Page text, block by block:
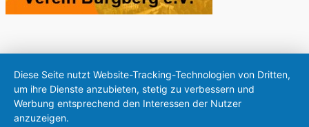
Diese Seite nutzt Website-Tracking-Technologien von Dritten,
um ihre Dienste anzubieten, stetig zu verbessern und
Werbung entsprechend den Interessen der Nutzer
anzuzeigen.